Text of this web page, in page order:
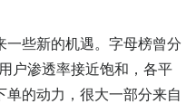
一些新的机遇。字母榜曾分
户渗透率接近饱和，各平
的动力，很大一部分来自